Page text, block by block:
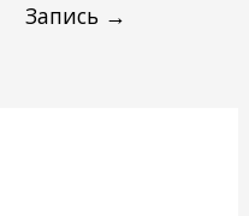
Запись →